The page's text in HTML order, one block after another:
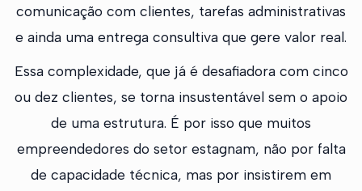
comunicação com clientes, tarefas administrativas
e ainda uma entrega consultiva que gere valor real.
Essa complexidade, que já é desafiadora com cinco
ou dez clientes, se torna insustentável sem o apoio
de uma estrutura. É por isso que muitos
empreendedores do setor estagnam, não por falta
de capacidade técnica, mas por insistirem em